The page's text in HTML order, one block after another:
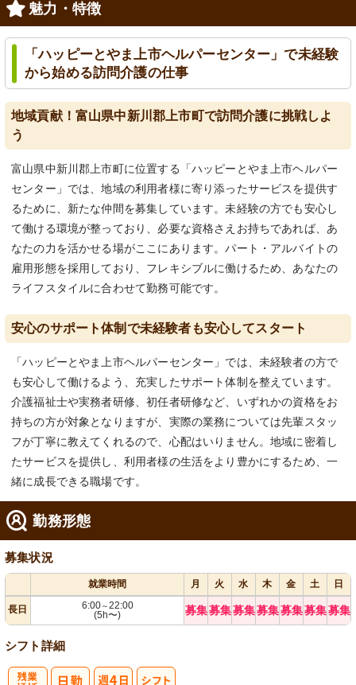
魅力・特徴
「ハッピーとやま上市ヘルパーセンター」で未経験
から始める訪問介護の仕事
地域貢献！富山県中新川郡上市町で訪問介護に挑戦しよ
う
富山県中新川郡上市町に位置する「ハッピーとやま上市ヘルパー
センター」では、地域の利用者様に寄り添ったサービスを提供す
るために、新たな仲間を募集しています。未経験の方でも安心し
て働ける環境が整っており、必要な資格さえお持ちであれば、あ
なたの力を活かせる場がここにあります。パート・アルバイトの
雇用形態を採用しており、フレキシブルに働けるため、あなたの
ライフスタイルに合わせて勤務可能です。
安心のサポート体制で未経験者も安心してスタート
「ハッピーとやま上市ヘルパーセンター」では、未経験者の方で
も安心して働けるよう、充実したサポート体制を整えています。
介護福祉士や実務者研修、初任者研修など、いずれかの資格をお
持ちの方が対象となりますが、実際の業務については先輩スタッ
フが丁寧に教えてくれるので、心配はいりません。地域に密着し
たサービスを提供し、利用者様の生活をより豊かにするため、一
緒に成長できる職場です。
勤務形態
募集状況
就業時間 月 火 水 木 金 土 日
長日 6:00～22:00
(5h〜)
募集募集募集募集募集募集募集
シフト詳細